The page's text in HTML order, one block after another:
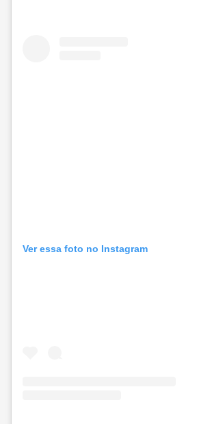
Ver essa foto no Instagram